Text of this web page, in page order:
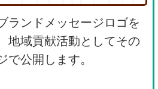
ランドメッセージロゴを
地域貢献活動としてその
で公開します。